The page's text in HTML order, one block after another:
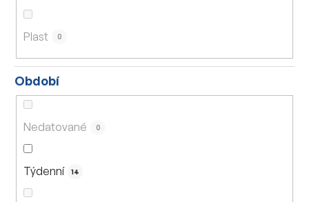
Plast 0
Období
Nedatované 0
Týdenní 14